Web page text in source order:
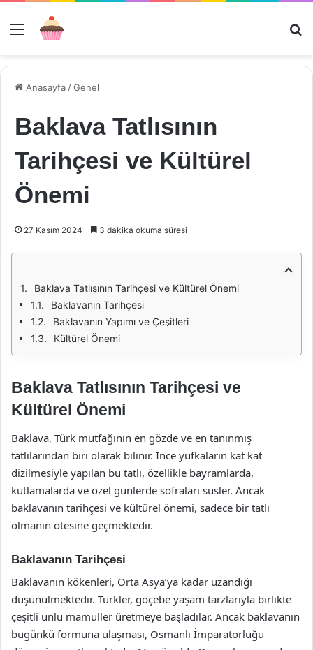
Menü
Anasayfa /Genel
Baklava Tatlısının
Tarihçesi ve Kültürel
Önemi
27 Kasım 2024 3 dakika okuma süresi
Baklava Tatlısının Tarihçesi ve Kültürel Önemi
Baklavanın Tarihçesi
Baklavanın Yapımı ve Çeşitleri
Kültürel Önemi
Baklava Tatlısının Tarihçesi ve
Kültürel Önemi
Baklava, Türk mutfağının en gözde ve en tanınmış
tatlılarından biri olarak bilinir. İnce yufkaların kat kat
dizilmesiyle yapılan bu tatlı, özellikle bayramlarda,
kutlamalarda ve özel günlerde sofraları süsler. Ancak
baklavanın tarihçesi ve kültürel önemi, sadece bir tatlı
olmanın ötesine geçmektedir.
Baklavanın Tarihçesi
Baklavanın kökenleri, Orta Asya’ya kadar uzandığı
düşünülmektedir. Türkler, göçebe yaşam tarzlarıyla birlikte
çeşitli unlu mamuller üretmeye başladılar. Ancak baklavanın
bugünkü formuna ulaşması, Osmanlı İmparatorluğu